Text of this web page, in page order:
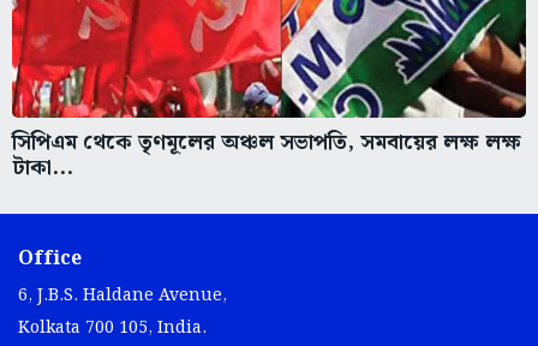
সিপিএম থেকে তৃণমূলের অঞ্চল সভাপতি, সমবায়ের লক্ষ লক্ষ
টাকা...
Office
6, J.B.S. Haldane Avenue,
Kolkata 700 105, India.